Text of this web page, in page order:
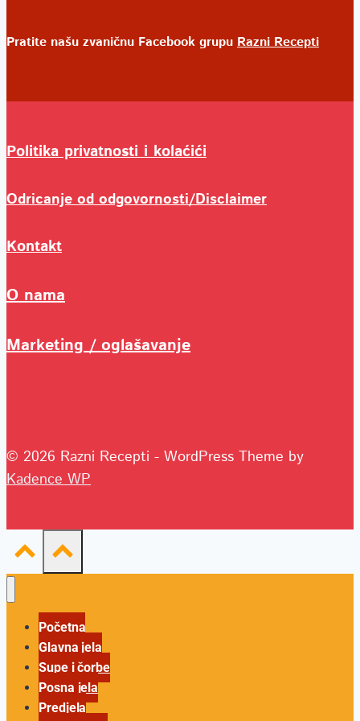
Pratite našu zvaničnu Facebook grupu Razni Recepti
Politika privatnosti i kolaćići
Odricanje od odgovornosti/Disclaimer
Kontakt
O nama
Marketing / oglašavanje
© 2026 Razni Recepti - WordPress Theme by
Kadence WP
Početna
Glavna jela
Supe i čorbe
Posna jela
Predjela